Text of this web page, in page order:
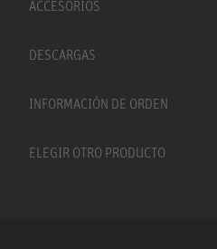
ACCESORIOS
DESCARGAS
INFORMACIÓN DE ORDEN
ELEGIR OTRO PRODUCTO